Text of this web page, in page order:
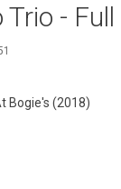
Trio -
Bogie's (2018)